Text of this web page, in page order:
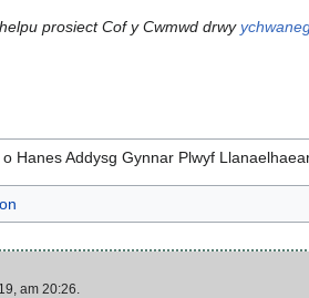
helpu prosiect Cof y Cwmwd drwy
Hanes Addysg Gynnar Plwyf
am 20:26.